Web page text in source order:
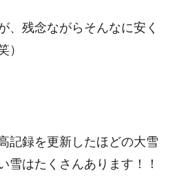
、残念ながらそんなに安く
）
記録を更新したほどの大雪
雪はたくさんあります！！